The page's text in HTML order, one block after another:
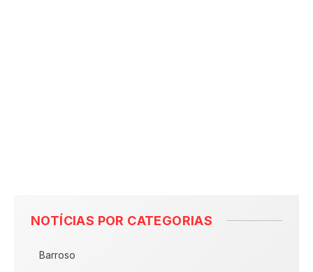
NOTÍCIAS POR CATEGORIAS
Barroso